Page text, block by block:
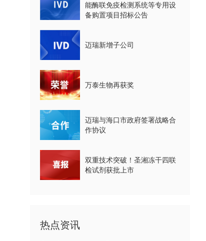
能酶联免疫检测系统等专用设
备购置项目招标公告
迈瑞新增子公司
万泰生物再获奖
迈瑞与海口市政府签署战略合
作协议
双重技术突破！圣湘冻干四联
检试剂获批上市
热点资讯